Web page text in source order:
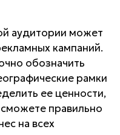
аудитории может
кампаний.
обозначить
рамки
ее ценности,
правильно
на всех